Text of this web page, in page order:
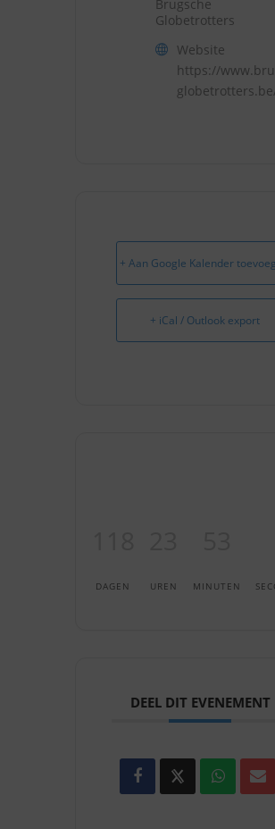
Brugsche
Globetrotters
Website
https://
+ Aan Google Kalender
+ iCal / Outlook export
DAGEN UREN MINUTEN
DEEL DIT EVENEMENT